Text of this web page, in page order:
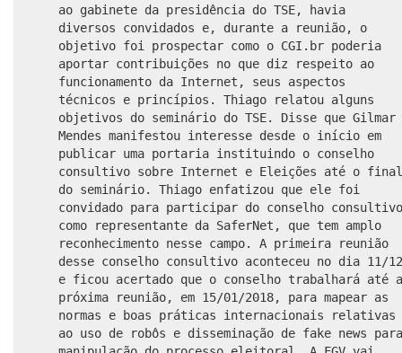
ao gabinete da presidência do TSE, havia
diversos convidados e, durante a reunião, o
objetivo foi prospectar como o CGI.br poderia
aportar contribuições no que diz respeito ao
funcionamento da Internet, seus aspectos
técnicos e princípios. Thiago relatou alguns
objetivos do seminário do TSE. Disse que Gilmar
Mendes manifestou interesse desde o início em
publicar uma portaria instituindo o conselho
consultivo sobre Internet e Eleições até o final
do seminário. Thiago enfatizou que ele foi
convidado para participar do conselho consultivo
como representante da SaferNet, que tem amplo
reconhecimento nesse campo. A primeira reunião
desse conselho consultivo aconteceu no dia 11/12
e ficou acertado que o conselho trabalhará até a
próxima reunião, em 15/01/2018, para mapear as
normas e boas práticas internacionais relativas
ao uso de robôs e disseminação de fake news para